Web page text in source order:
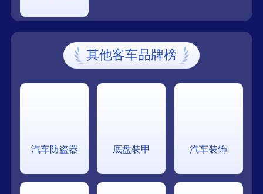
其他客车品牌榜
汽车防盗器 底盘装甲 汽车装饰